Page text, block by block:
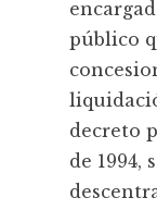
público
decreto
de 1994,